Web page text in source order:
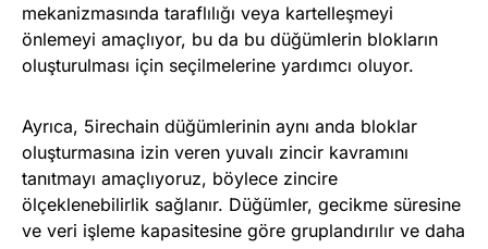
mekanizmasında taraflılığı veya kartelleşmeyi
önlemeyi amaçlıyor, bu da bu düğümlerin blokların
oluşturulması için seçilmelerine yardımcı oluyor.
Ayrıca, 5irechain düğümlerinin aynı anda bloklar
oluşturmasına izin veren yuvalı zincir kavramını
tanıtmayı amaçlıyoruz, böylece zincire
ölçeklenebilirlik sağlanır. Düğümler, gecikme süresine
ve veri işleme kapasitesine göre gruplandırılır ve daha